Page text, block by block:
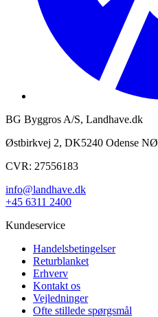
BG Byggros A/S, Landhave.dk
Østbirkvej 2, DK5240 Odense NØ
CVR: 27556183
info@landhave.dk
+45 6311 2400
Kundeservice
Handelsbetingelser
Returblanket
Erhverv
Kontakt os
Vejledninger
Ofte stillede spørgsmål